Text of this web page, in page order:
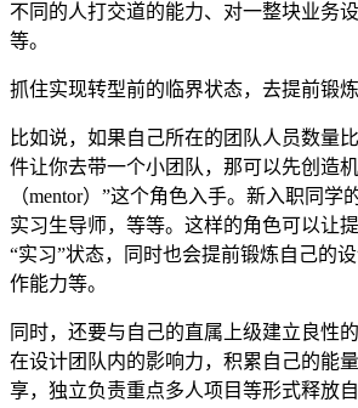
不同的人打交道的能力、对一整块业务
等。
抓住实现转型前的临界状态，去提前锻炼
比如说，如果自己所在的团队人员数量
件让你去带一个小团队，那可以先创造
（mentor）”这个角色入手。新入职同学
实习生导师，等等。这样的角色可以让
“实习”状态，同时也会提前锻炼自己的
作能力等。
同时，还要与自己的直属上级建立良性
在设计团队内的影响力，积累自己的能
享，独立负责重点多人项目等形式释放